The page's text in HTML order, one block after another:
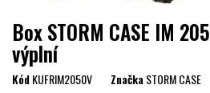
Box STORM CASE IM
výplní
KódKUFRIM2050V ZnačkaSTORM CASE